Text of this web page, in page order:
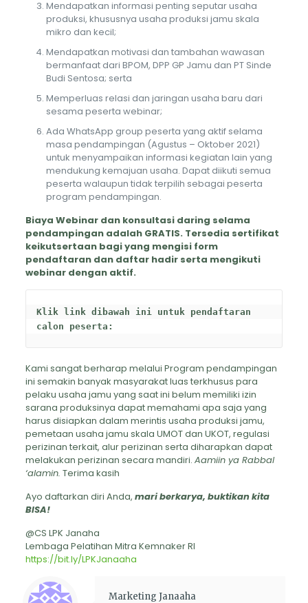
Mendapatkan informasi penting seputar usaha
produksi, khususnya usaha produksi jamu skala
mikro dan kecil;
Mendapatkan motivasi dan tambahan wawasan
bermanfaat dari BPOM, DPP GP Jamu dan PT Sinde
Budi Sentosa; serta
Memperluas relasi dan jaringan usaha baru dari
sesama peserta webinar;
Ada WhatsApp group peserta yang aktif selama
masa pendampingan (Agustus – Oktober 2021)
untuk menyampaikan informasi kegiatan lain yang
mendukung kemajuan usaha. Dapat diikuti semua
peserta walaupun tidak terpilih sebagai peserta
program pendampingan.
Biaya Webinar dan konsultasi daring selama
pendampingan adalah GRATIS. Tersedia sertifikat
keikutsertaan bagi yang mengisi form
pendaftaran dan daftar hadir serta mengikuti
webinar dengan aktif.
Klik link dibawah ini untuk pendaftaran
calon peserta:
Kami sangat berharap melalui Program pendampingan
ini semakin banyak masyarakat luas terkhusus para
pelaku usaha jamu yang saat ini belum memiliki izin
sarana produksinya dapat memahami apa saja yang
harus disiapkan dalam merintis usaha produksi jamu,
pemetaan usaha jamu skala UMOT dan UKOT, regulasi
perizinan terkait, alur perizinan serta diharapkan dapat
melakukan perizinan secara mandiri. Aamiin ya Rabbal
‘alamin. Terima kasih
Ayo daftarkan diri Anda, mari berkarya, buktikan kita
BISA!
@CS LPK Janaha
Lembaga Pelatihan Mitra Kemnaker RI
https://bit.ly/LPKJanaaha
Marketing Janaaha